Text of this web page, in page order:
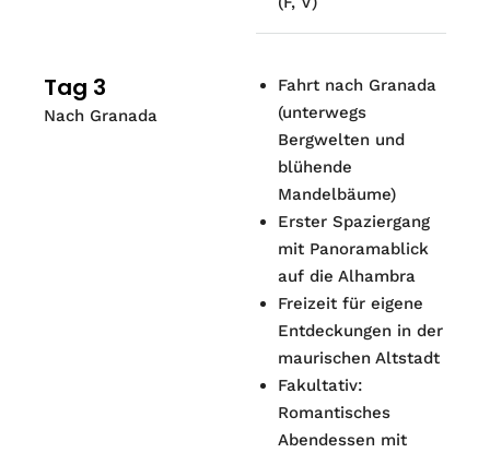
Tag 3
Nach Granada
Fahrt nach Granada
(unterwegs
Bergwelten und
blühende
Mandelbäume)
Erster Spaziergang
mit Panoramablick
auf die Alhambra
Freizeit für eigene
Entdeckungen in der
maurischen Altstadt
Fakultativ:
Romantisches
Abendessen mit